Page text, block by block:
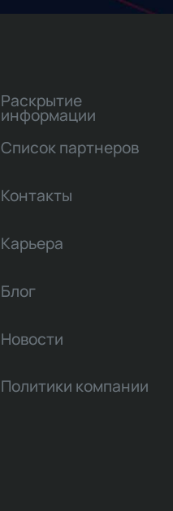
Раскрытие
информации
Список партнеров
Контакты
Карьера
Блог
Новости
Политики компании